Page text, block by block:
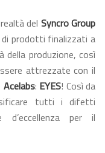
del Syncro Group
di prodotti finalizzati a
della produzione, così
attrezzate con il
Acelabs: EYES! Così da
tutti i difetti
d’eccellenza per il